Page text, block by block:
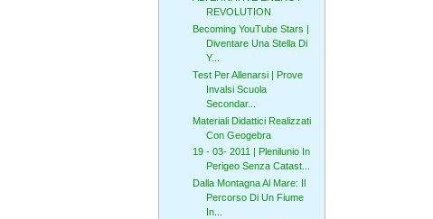
REVOLUTION
Becoming YouTube Stars |
Diventare Una Stella Di
Y...
Test Per Allenarsi | Prove
Invalsi Scuola
Secondar...
Materiali Didattici Realizzati
Con Geogebra
19 - 03- 2011 | Plenilunio In
Perigeo Senza Catast...
Dalla Montagna Al Mare: Il
Percorso Di Un Fiume
In...